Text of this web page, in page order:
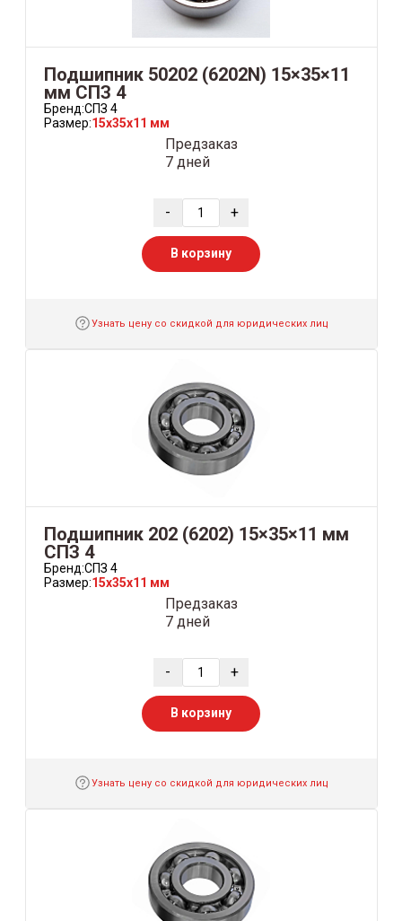
Подшипник 50202 (6202N) 15×35×11
мм СПЗ 4
Бренд:СПЗ 4
Размер:15x35x11 мм
Предзаказ
7 дней
- +
В корзину
Узнать цену со скидкой для юридических лиц
Подшипник 202 (6202) 15×35×11 мм
СПЗ 4
Бренд:СПЗ 4
Размер:15x35x11 мм
Предзаказ
7 дней
- +
В корзину
Узнать цену со скидкой для юридических лиц